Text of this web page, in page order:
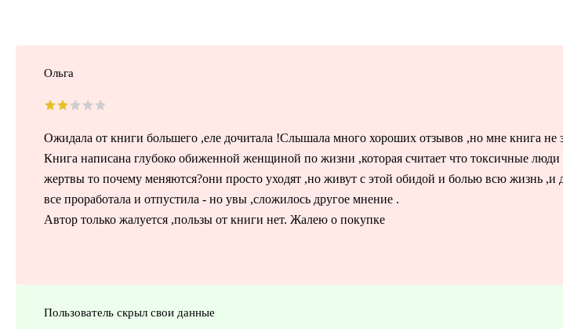
Ольга
Ожидала от книги большего ,еле дочитала !Слышала много хороших отзывов ,но мне книга не
Книга написана глубоко обиженной женщиной по жизни ,которая считает что токсичные люди
жертвы то почему меняются?они просто уходят ,но живут с этой обидой и болью всю жизнь ,и
все проработала и отпустила - но увы ,сложилось другое мнение .
Автор только жалуется ,пользы от книги нет. Жалею о покупке
Пользователь скрыл свои данные